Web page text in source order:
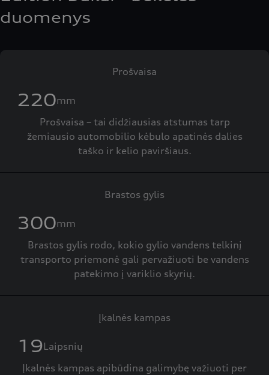
duomenys
Prošvaisa
220mm
Prošvaisa – tai didžiausias atstumas tarp
žemiausio automobilio kėbulo apatinės dalies
taško ir kelio paviršiaus.
Brastos gylis
300mm
Brastos gylis rodo, kokio gylio vandens telkinį
transporto priemonė gali pervažiuoti be vandens
patekimo į variklio skyrių.
Įkalnės kampas
19Laipsnių
Įkalnės kampas apibūdina galimybę važiuoti per